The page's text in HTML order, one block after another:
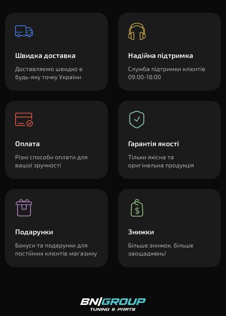
Швидка доставка
Доставляємо швидко в
будь-яку точку України
Надійна підтримка
Служба підтримки клієнтів
09:00-18:00
Оплата
Різні способи оплати для
вашої зручності
Гарантія якості
Тільки якісна та
оригінальна продукція
Подарунки
Бонуси та подарунки для
постійних клієнтів магазину
Знижки
Більше знижок, більше
заощаджень!